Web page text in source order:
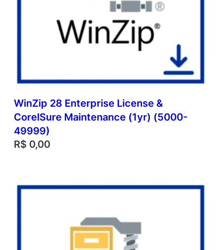
WinZip 28 Enterprise License &
CorelSure Maintenance (1yr) (5000-
49999)
R$ 0,00